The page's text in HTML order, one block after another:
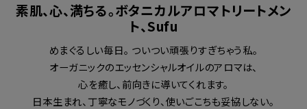
素肌、心、満ちる。ボタニカルアロマトリートメン
ト、Sufu
めまぐるしい毎日。 ついつい頑張りすぎちゃう私。
オーガニックのエッセンシャルオイルのアロマは、
心を癒し、前向きに導いてくれます。
日本生まれ、丁寧なモノづくり、使いごこちも妥協しない。